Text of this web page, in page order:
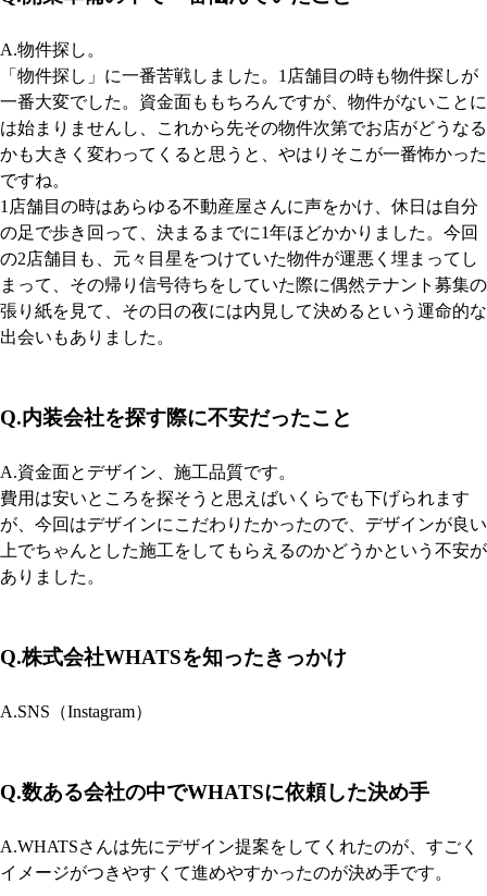
A.物件探し。
「物件探し」に一番苦戦しました。1店舗目の時も物件探しが
一番大変でした。資金面ももちろんですが、物件がないことに
は始まりませんし、これから先その物件次第でお店がどうなる
かも大きく変わってくると思うと、やはりそこが一番怖かった
ですね。
1店舗目の時はあらゆる不動産屋さんに声をかけ、休日は自分
の足で歩き回って、決まるまでに1年ほどかかりました。今回
の2店舗目も、元々目星をつけていた物件が運悪く埋まってし
まって、その帰り信号待ちをしていた際に偶然テナント募集の
張り紙を見て、その日の夜には内見して決めるという運命的な
出会いもありました。
Q.内装会社を探す際に不安だったこと
A.資金面とデザイン、施工品質です。
費用は安いところを探そうと思えばいくらでも下げられます
が、今回はデザインにこだわりたかったので、デザインが良い
上でちゃんとした施工をしてもらえるのかどうかという不安が
ありました。
Q.株式会社WHATSを知ったきっかけ
A.SNS（Instagram）
Q.数ある会社の中でWHATSに依頼した決め手
A.WHATSさんは先にデザイン提案をしてくれたのが、すごく
イメージがつきやすくて進めやすかったのが決め手です。